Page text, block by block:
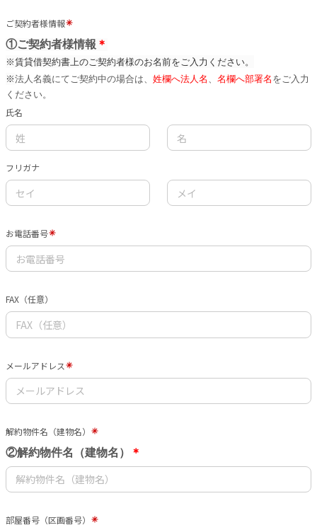
ご契約者様情報
①ご契約者様情報 ＊
※賃貸借契約書上のご契約者様のお名前をご入力ください。
※法人名義にてご契約中の場合は、 姓欄へ法人名、 名欄へ部署名をご入力
ください。
氏名
フリガナ
お電話番号
FAX（任意）
メールアドレス
解約物件名（建物名）
②解約物件名（建物名） ＊
部屋番号（区画番号）